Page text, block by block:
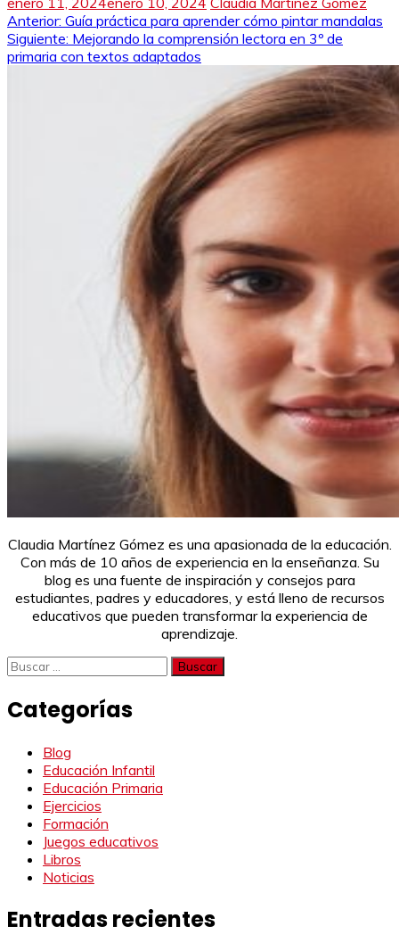
Navegación
de
Anterior: Guía práctica para aprender cómo pintar mandalas
Siguiente: Mejorando la comprensión lectora en 3º de
primaria con textos adaptados
Claudia Martínez Gómez es una apasionada de la educación.
Con más de 10 años de experiencia en la enseñanza. Su
blog es una fuente de inspiración y consejos para
estudiantes, padres y educadores, y está lleno de recursos
educativos que pueden transformar la experiencia de
aprendizaje.
Buscar:
Categorías
Blog
Educación Infantil
Educación Primaria
Ejercicios
Formación
Juegos educativos
Libros
Noticias
Entradas recientes